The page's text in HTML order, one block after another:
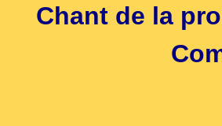
Chant de la